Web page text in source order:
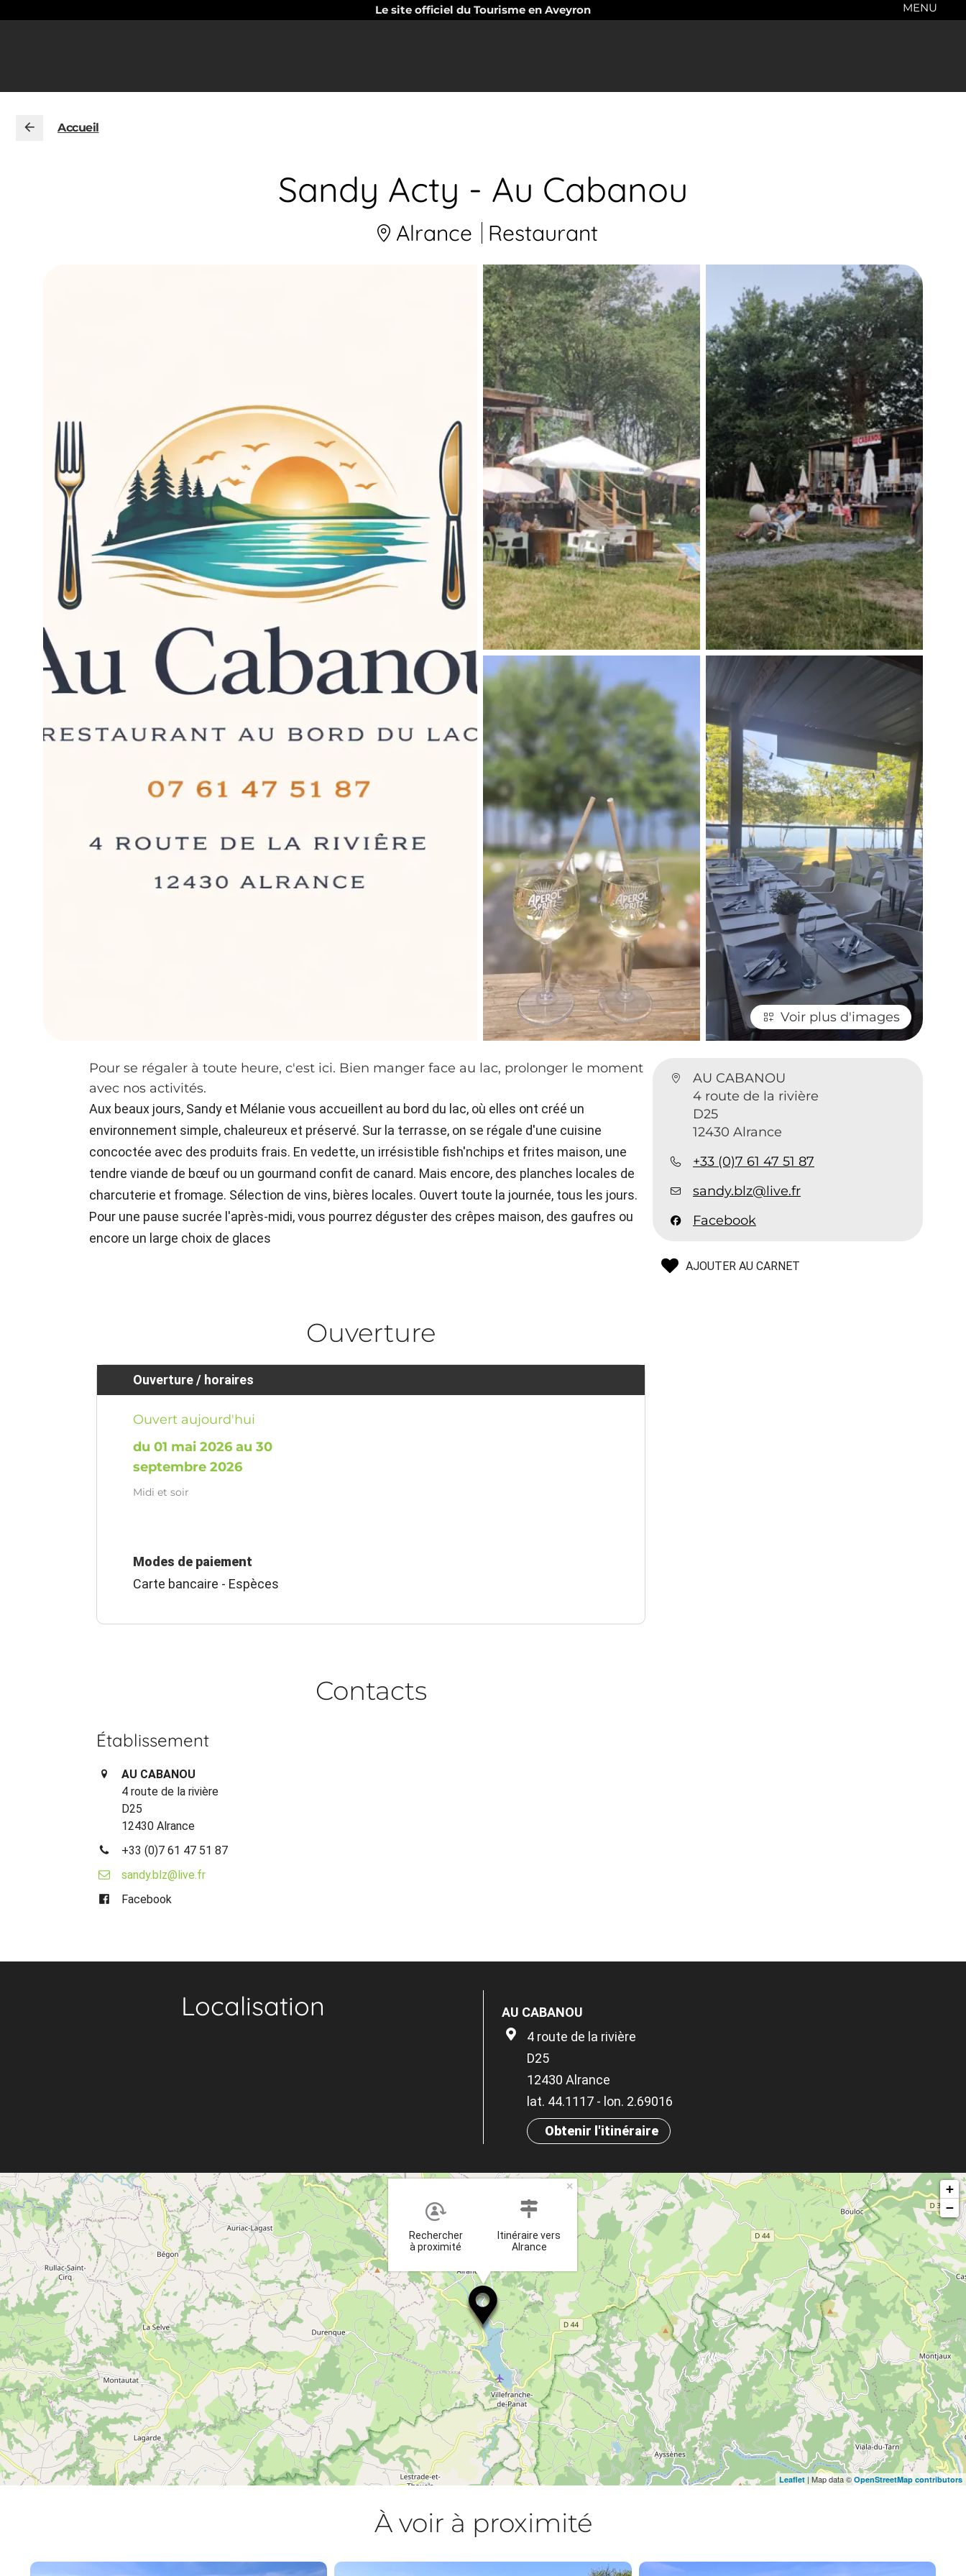
Le site officiel du Tourisme en Aveyron MENU
Accueil
Sandy Acty - Au Cabanou
Alrance Restaurant
Voir plus d'images
AU CABANOU
4 route de la rivière
D25
12430 Alrance
+33 (0)7 61 47 51 87
sandy.blz@live.fr
Facebook
AJOUTER AU CARNET
Pour se régaler à toute heure, c'est ici. Bien manger face au lac, prolonger le moment
avec nos activités.
Aux beaux jours, Sandy et Mélanie vous accueillent au bord du lac, où elles ont créé un
environnement simple, chaleureux et préservé. Sur la terrasse, on se régale d'une cuisine
concoctée avec des produits frais. En vedette, un irrésistible fish'nchips et frites maison, une
tendre viande de bœuf ou un gourmand confit de canard. Mais encore, des planches locales de
charcuterie et fromage. Sélection de vins, bières locales. Ouvert toute la journée, tous les jours.
Pour une pause sucrée l'après-midi, vous pourrez déguster des crêpes maison, des gaufres ou
encore un large choix de glaces
Ouverture
Ouverture / horaires
Ouvert aujourd'hui
du 01 mai 2026 au 30
septembre 2026
Midi et soir
Modes de paiement
Carte bancaire - Espèces
Contacts
Établissement
AU CABANOU
4 route de la rivière
D25
12430 Alrance
+33 (0)7 61 47 51 87
sandy.blz@live.fr
Facebook
Localisation
AU CABANOU
4 route de la rivière
D25
12430 Alrance
lat. 44.1117 - lon. 2.69016
Obtenir l'itinéraire
Rechercher
à proximité
Itinéraire vers
Alrance
×
+
−
Leaflet | Map data ©OpenStreetMap contributors
À voir à proximité